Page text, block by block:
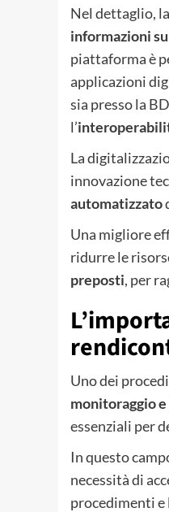
Nel dettaglio,
informazioni
piattaforma è
applicazioni
sia presso la
l’
La
innovazione
automatizzato
Una migliore
ridurre le
preposti, per
Uno dei
monitoraggio
essenziali per
In questo
necessità di
procedimenti